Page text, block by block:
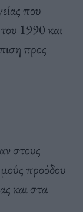
που
του 1990 και
προς
στους
προόδου
και στα